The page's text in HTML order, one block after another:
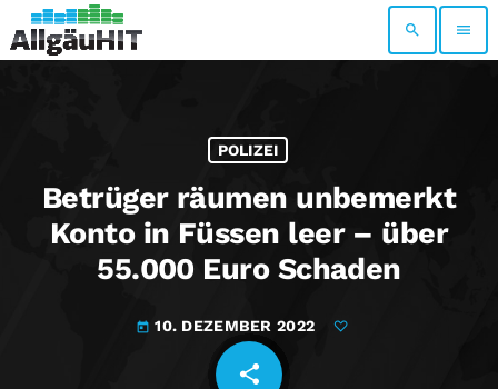
search menu
POLIZEI
Betrüger räumen unbemerkt
Konto in Füssen leer – über
55.000 Euro Schaden
today 10. DEZEMBER 2022
share
email